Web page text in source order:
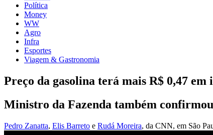
Política
Money
WW
Agro
Infra
Esportes
Viagem & Gastronomia
Preço da gasolina terá mais R$ 0,47
Ministro da Fazenda também
Pedro Zanatta, Elis Barreto e Rudá Moreira, da CNN, em São